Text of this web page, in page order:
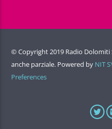
© Copyright 2019 Radio
anche parziale. Powered by NIT
Preferences